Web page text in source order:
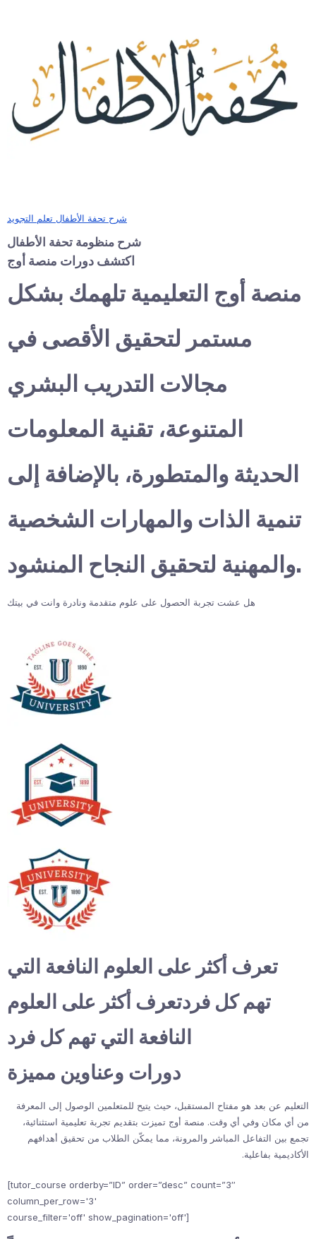
شرح تحفة الأطفال تعلم التجويد
شرح منظومة تحفة الأطفال
اكتشف دورات منصة أوج
منصة أوج التعليمية تلهمك بشكل
مستمر لتحقيق الأقصى في
مجالات التدريب البشري
المتنوعة، تقنية المعلومات
الحديثة والمتطورة، بالإضافة إلى
تنمية الذات والمهارات الشخصية
والمهنية لتحقيق النجاح المنشود.
هل عشت تجربة الحصول على علوم متقدمة ونادرة وانت في بيتك
تعرف أكثر على العلوم النافعة التي
تهم كل فردتعرف أكثر على العلوم
النافعة التي تهم كل فرد
دورات وعناوين مميزة
التعليم عن بعد هو مفتاح المستقبل، حيث يتيح للمتعلمين الوصول إلى المعرفة
من أي مكان وفي أي وقت. منصة أوج تميزت بتقديم تجربة تعليمية استثنائية،
تجمع بين التفاعل المباشر والمرونة، مما يمكّن الطلاب من تحقيق أهدافهم
الأكاديمية بفاعلية.
[tutor_course orderby=”ID” order=”desc” count=”3″
column_per_row='3'
course_filter='off' show_pagination='off']